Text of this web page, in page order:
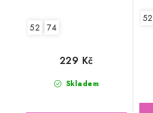
52 74
Skladem
229 Kč
52